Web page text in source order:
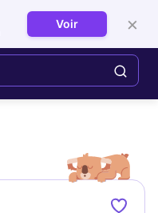
Se connecter
Voir ×